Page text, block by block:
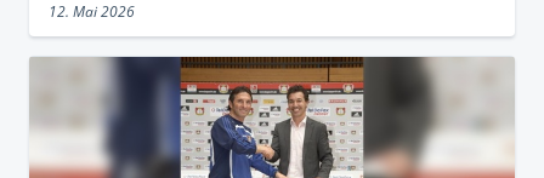
12. Mai 2026